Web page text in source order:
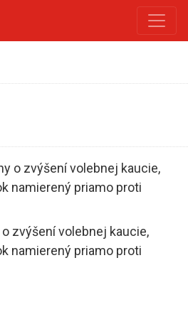
zvýšení volebnej kaucie,
namierený priamo proti